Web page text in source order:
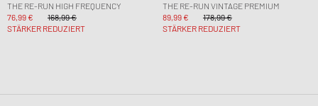
THE RE-RUN HIGH FREQUENCY
76,99 €
168,99 €
STÄRKER REDUZIERT
THE RE-RUN VINTAGE PREMIUM
89,99 €
178,99 €
STÄRKER REDUZIERT